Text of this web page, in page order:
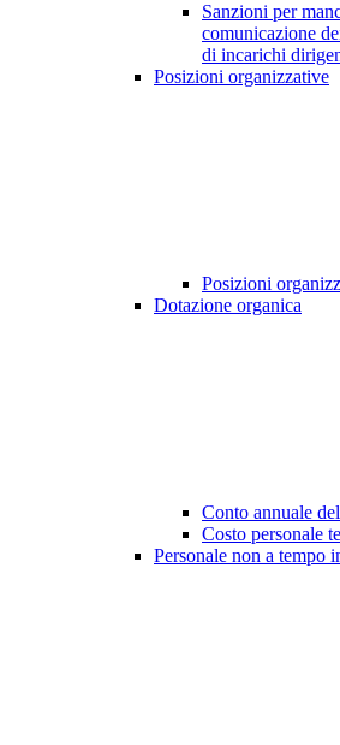
Sanzioni per
comunicazione
di incarichi
Posizioni organizzative
Posizioni
Dotazione organica
Conto annuale
Costo personale
Personale non a tempo